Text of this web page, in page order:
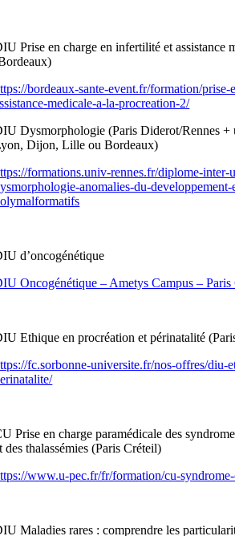
Prise en charge en infertilité et assistance
bordeaux-sante-event.fr/formation/
medicale-a-la-procreation-2/
Dysmorphologie (Paris Diderot/Rennes +
Dijon, Lille ou Bordeaux)
formations.univ-rennes.fr/diplome-inter-
anomalies-du-developpement-
d’oncogénétique
Oncogénétique – Ametys Campus –
Ethique en procréation et périnatalité
fc.sorbonne-universite.fr/nos-offres/diu-
Prise en charge paramédicale des
des thalassémies (Paris Créteil)
www.u-pec.fr/fr/formation/cu-
Maladies rares : comprendre les